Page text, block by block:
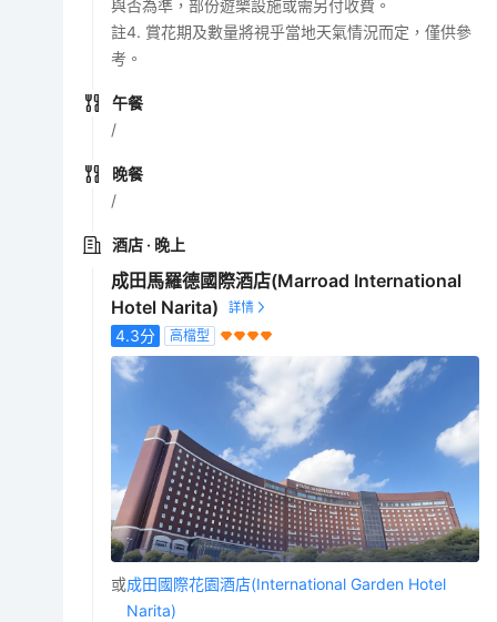
與否為準，部份遊樂設施或需另付收費。
註4. 賞花期及數量將視乎當地天氣情況而定，僅供參
考。
午餐
/
晚餐
/
酒店 · 晚上
成田馬羅德國際酒店(Marroad International
Hotel Narita)
4.3分 高檔型
或成田國際花園酒店(International Garden Hotel
Narita)